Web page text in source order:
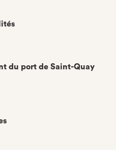
du port de Saint-Quay